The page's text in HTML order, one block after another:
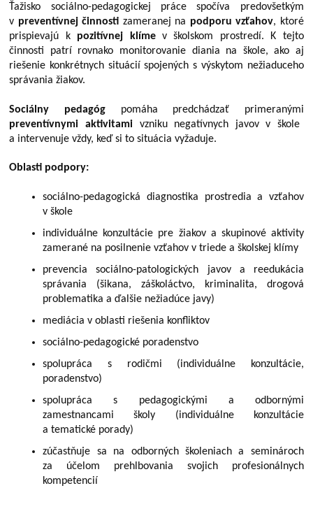
Ťažisko sociálno-pedagogickej práce spočíva predovšetkým
v preventívnej činnosti zameranej na podporu vzťahov, ktoré
prispievajú k pozitívnej klímev školskom prostredí. K tejto
činnosti patrí rovnako monitorovanie diania na škole, ako aj
riešenie konkrétnych situácií spojených s výskytom nežiaduceho
správania žiakov.
Sociálny pedagógpomáha predchádzať primeranými
preventívnymi aktivitami vzniku negatívnych javov v škole
a intervenuje vždy, keď si to situácia vyžaduje.
Oblasti podpory:
sociálno-pedagogická diagnostika prostredia a vzťahov
v škole
individuálne konzultácie pre žiakov a skupinové aktivity
zamerané na posilnenie vzťahov v triede a školskej klímy
prevencia sociálno-patologických javov a reedukácia
správania (šikana, záškoláctvo, kriminalita, drogová
problematika a ďalšie nežiadúce javy)
mediácia v oblasti riešenia konfliktov
sociálno-pedagogické poradenstvo
spolupráca s rodičmi (individuálne konzultácie,
poradenstvo)
spolupráca s pedagogickými a odbornými
zamestnancami školy (individuálne konzultácie
a tematické porady)
zúčastňuje sa na odborných školeniach a seminároch
za účelom prehlbovania svojich profesionálnych
kompetencií